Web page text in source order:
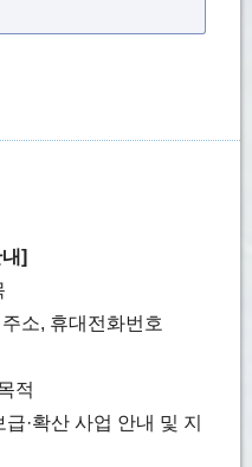
]
소, 휴대전화번호
적
·확산 사업 안내 및 지